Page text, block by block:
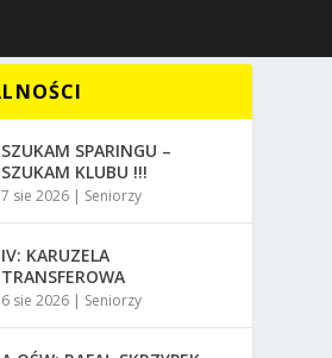
SZUKAM SPARINGU –
SZUKAM KLUBU !!!
7 sie 2026 | Seniorzy
IV: KARUZELA
TRANSFEROWA
6 sie 2026 | Seniorzy